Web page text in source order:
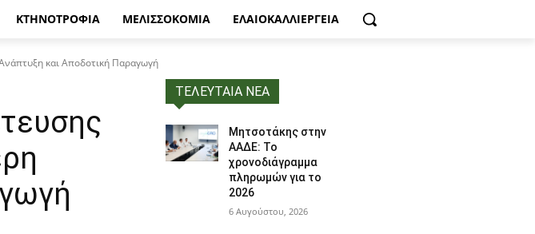
ΚΤΗΝΟΤΡΟΦΙΑ ΜΕΛΙΣΣΟΚΟΜΙΑ ΕΛΑΙΟΚΑΛΛΙΈΡΓΕΙΑ
και Αποδοτική Παραγωγή
ΤΕΛΕΥΤΑΙΑ ΝΕΑ
Μητσοτάκης στην
ΑΑΔΕ: Το
χρονοδιάγραμμα
πληρωμών για το
2026
6 Αυγούστου, 2026